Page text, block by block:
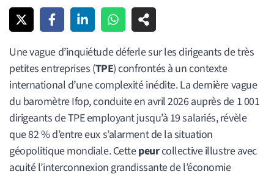
Une vague d’inquiétude déferle sur les dirigeants de très
petites entreprises (TPE) confrontés à un contexte
international d’une complexité inédite. La dernière vague
du baromètre Ifop, conduite en avril 2026 auprès de 1 001
dirigeants de TPE employant jusqu’à 19 salariés, révèle
que 82 % d’entre eux s’alarment de la situation
géopolitique mondiale. Cettepeurcollective illustre avec
acuité l’interconnexion grandissante de l’économie